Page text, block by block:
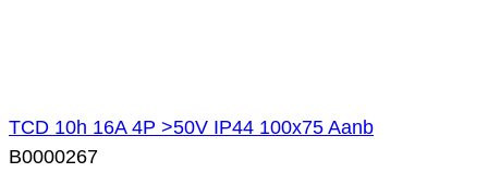
TCD 10h 16A 4P >50V IP44 100x75 Aanb
B0000267